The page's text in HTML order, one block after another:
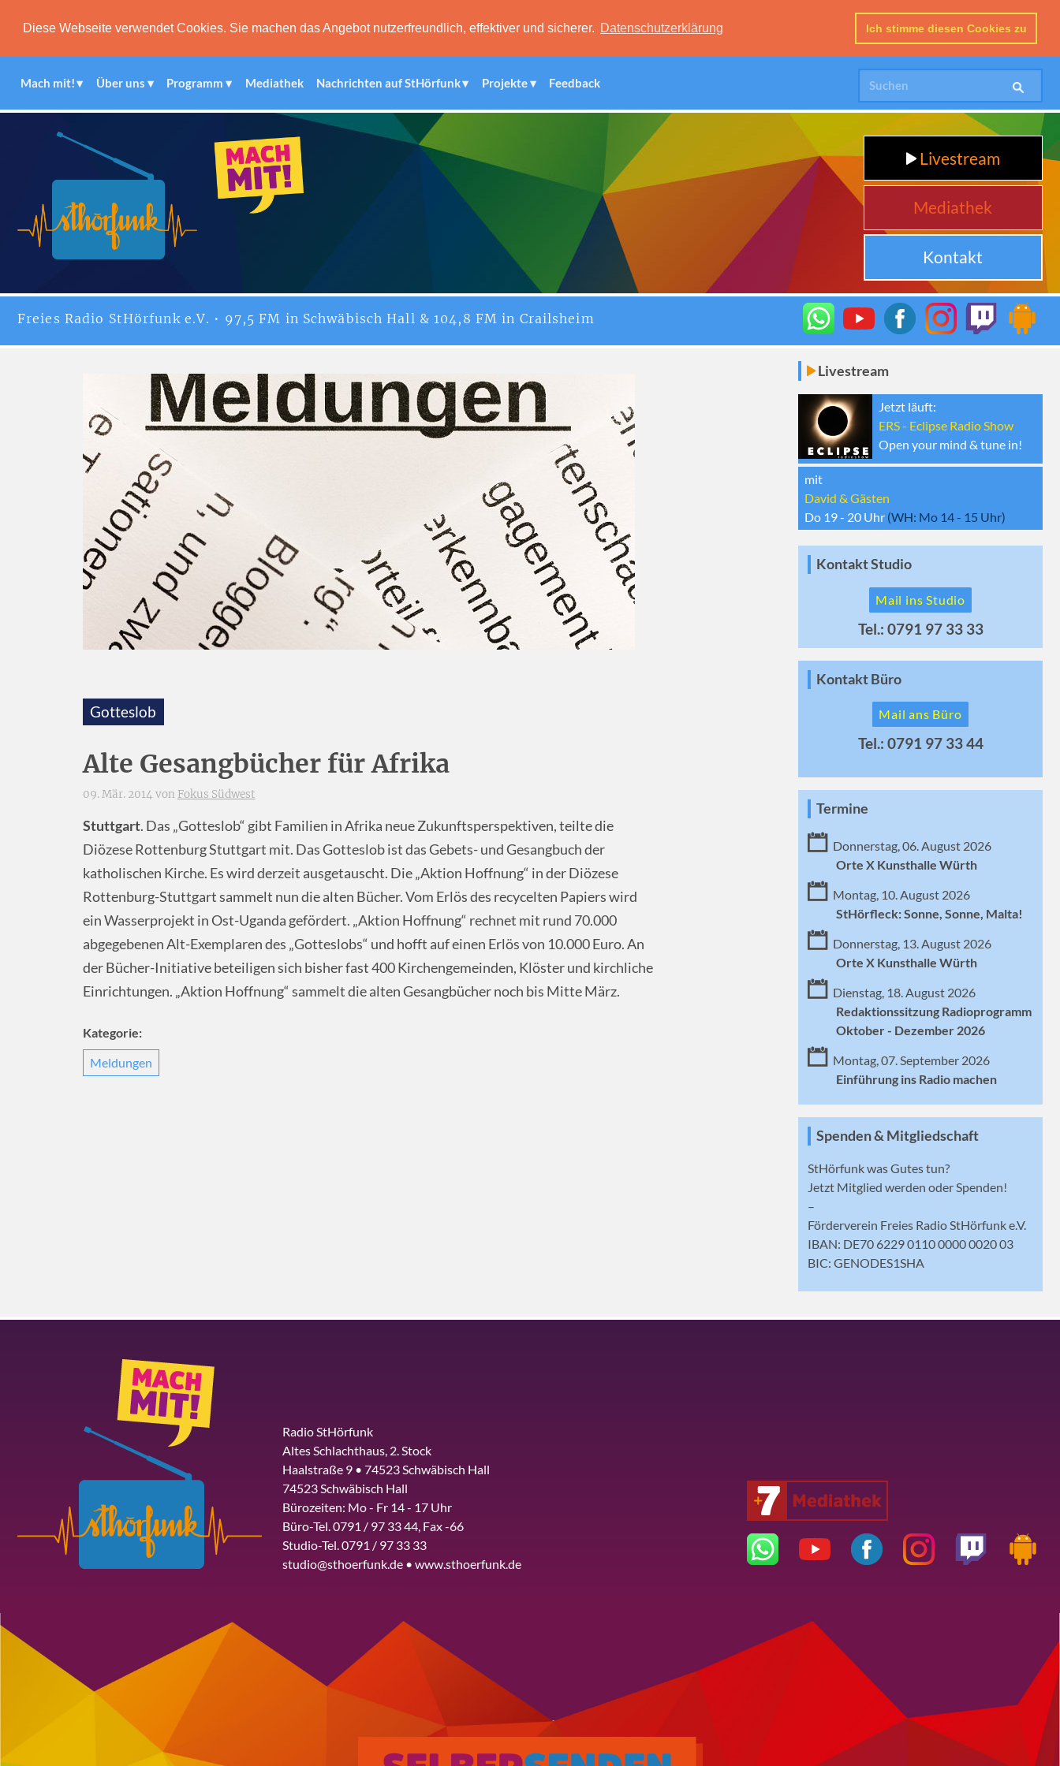
Diese Webseite verwendet Cookies. Sie machen das Angebot nutzerfreundlich, effektiver und sicherer. Datenschutzerklärung Ich stimme diesen Cookies zu
Mach mit! Über uns Programm Mediathek Nachrichten auf StHörfunk Projekte Feedback
Livestream
Mediathek
Kontakt
Freies Radio StHörfunke.V. • 97,5 FM in Schwäbisch Hall & 104,8 FM in Crailsheim
Gotteslob
Alte Gesangbücher für Afrika
09. Mär. 2014 von Fokus Südwest
Stuttgart. Das „Gotteslob“ gibt Familien in Afrika neue Zukunftsperspektiven, teilte die
Diözese Rottenburg Stuttgart mit. Das Gotteslob ist das Gebets- und Gesangbuch der
katholischen Kirche. Es wird derzeit ausgetauscht. Die „Aktion Hoffnung“ in der Diözese
Rottenburg-Stuttgart sammelt nun die alten Bücher. Vom Erlös des recycelten Papiers wird
ein Wasserprojekt in Ost-Uganda gefördert. „Aktion Hoffnung“ rechnet mit rund 70.000
abgegebenen Alt-Exemplaren des „Gotteslobs“ und hofft auf einen Erlös von 10.000 Euro. An
der Bücher-Initiative beteiligen sich bisher fast 400 Kirchengemeinden, Klöster und kirchliche
Einrichtungen. „Aktion Hoffnung“ sammelt die alten Gesangbücher noch bis Mitte März.
Kategorie:
Meldungen
Livestream
Jetzt läuft:
ERS - Eclipse Radio Show
Open your mind & tune in!
mit
David & Gästen
Do 19 - 20 Uhr (WH: Mo 14 - 15 Uhr)
Kontakt Studio
Mail ins Studio
Tel.: 0791 97 33 33
Kontakt Büro
Mail ans Büro
Tel.: 0791 97 33 44
Termine
Donnerstag, 06. August 2026
Orte X Kunsthalle Würth
Montag, 10. August 2026
StHörfleck: Sonne, Sonne, Malta!
Donnerstag, 13. August 2026
Orte X Kunsthalle Würth
Dienstag, 18. August 2026
Redaktionssitzung Radioprogramm
Oktober - Dezember 2026
Montag, 07. September 2026
Einführung ins Radio machen
Spenden & Mitgliedschaft
StHörfunk was Gutes tun?
Jetzt Mitglied werden oder Spenden!
–
Förderverein Freies Radio StHörfunk e.V.
IBAN: DE70 6229 0110 0000 0020 03
BIC: GENODES1SHA
Radio StHörfunk
Altes Schlachthaus, 2. Stock
Haalstraße 9 • 74523 Schwäbisch Hall
74523 Schwäbisch Hall
Bürozeiten: Mo - Fr 14 - 17 Uhr
Büro-Tel. 0791 / 97 33 44, Fax -66
Studio-Tel. 0791 / 97 33 33
studio@sthoerfunk.de • www.sthoerfunk.de